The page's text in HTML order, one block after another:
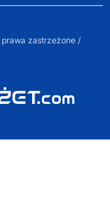
prawa zastrzeżone /